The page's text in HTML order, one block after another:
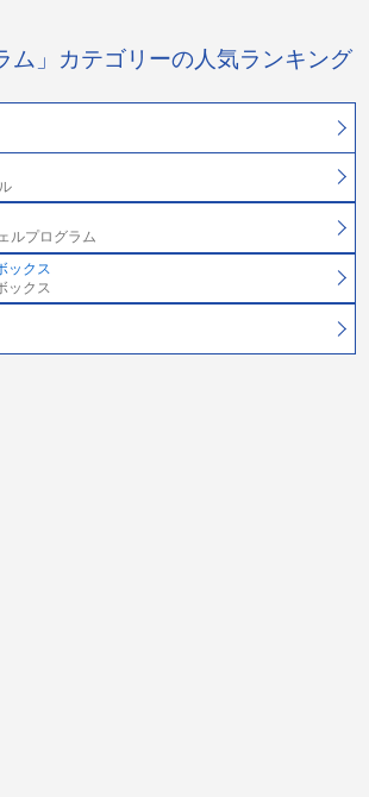
ム」カテゴリーの人気ランキング
ルプログラム
ックス
ックス